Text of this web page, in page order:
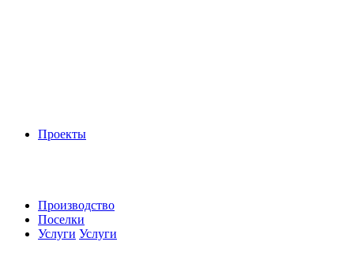
Проекты
Производство
Поселки
Услуги Услуги